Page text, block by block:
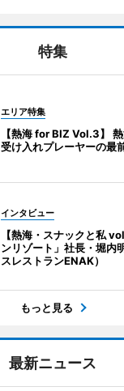
特集
エリア特集
【熱海 for BIZ Vol.3】
受け入れプレーヤーの最
インタビュー
【熱海・スナックと私
ンリゾート」社長・堀内
スレストランENAK）
もっと見る
最新ニュース